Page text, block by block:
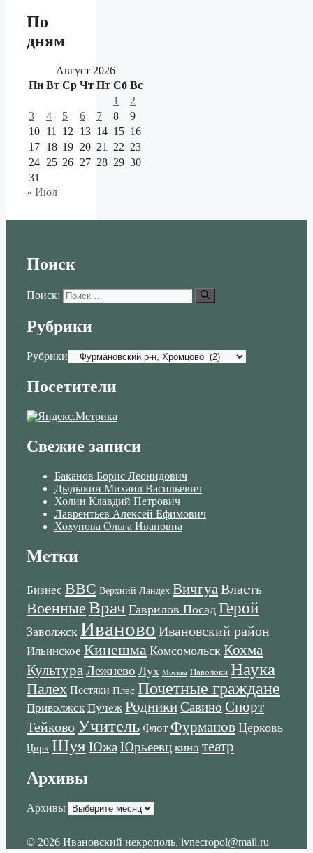
По
дням
Август 2026
Пн Вт Ср Чт Пт Сб Вс
1
2
3
4 5 6 7 8
9
10 11 12 13 14 15 16
17 18 19 20 21 22 23
24 25 26 27 28 29 30
31
« Июл
Поиск
Поиск:
Рубрики
Рубрики
Посетители
Свежие записи
Баканов Борис Леонидович
Дыдыкин Михаил Васильевич
Холин Клавдий Петрович
Лаврентьев Алексей Ефимович
Хохунова Ольга Ивановна
Метки
Бизнес ВВС Верхний Ландех Вичгуа Власть
Военные Врач Гаврилов Посад Герой
Заволжск Иваново Ивановский район
Ильинское Кинешма Комсомольск Кохма
Культура Лежнево Лух Москва Наволоки Наука
Палех Пестяки Плёс Почетные граждане
Приволжск Пучеж РодникиСавино Спорт
ТейковоУчитель Флот Фурманов Церковь
Цирк Шуя Южа Юрьеевц кино театр
Архивы
Архивы
© 2026 Ивановский некрополь, ivnecropol@mail.ru